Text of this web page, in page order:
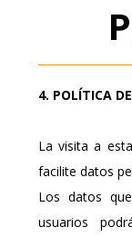
4. POLÍTICA
La visita a
facilite datos
Los datos
usuarios